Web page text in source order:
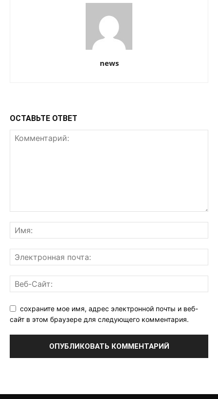
news
ОСТАВЬТЕ ОТВЕТ
сохраните мое имя, адрес электронной почты и веб-
сайт в этом браузере для следующего комментария.